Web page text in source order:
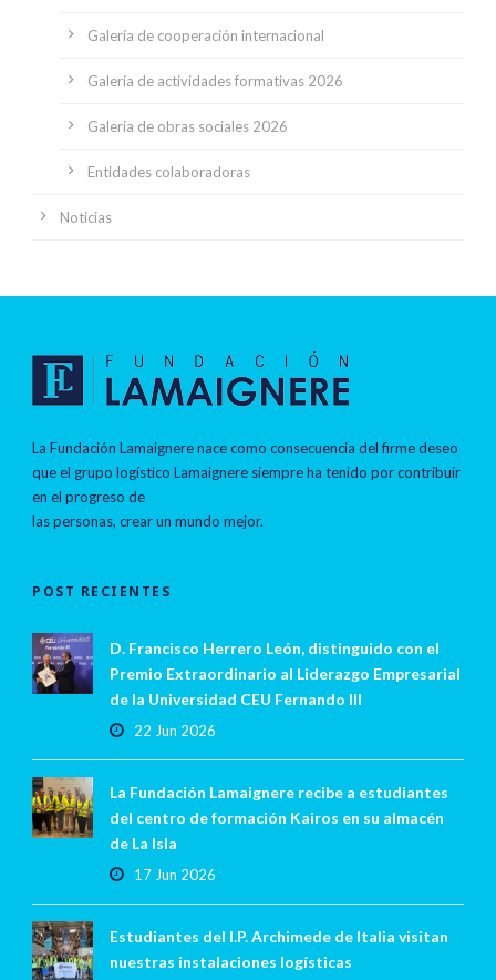
Galería de cooperación internacional
Galería de actividades formativas 2026
Galería de obras sociales 2026
Entidades colaboradoras
Noticias
La Fundación Lamaignere nace como consecuencia del firme deseo
que el grupo logístico Lamaignere siempre ha tenido por contribuir
en el progreso de
las personas, crear un mundo mejor.
POST RECIENTES
D. Francisco Herrero León, distinguido con el
Premio Extraordinario al Liderazgo Empresarial
de la Universidad CEU Fernando III
22 Jun 2026
La Fundación Lamaignere recibe a estudiantes
del centro de formación Kairos en su almacén
de La Isla
17 Jun 2026
Estudiantes del I.P. Archimede de Italia visitan
nuestras instalaciones logísticas